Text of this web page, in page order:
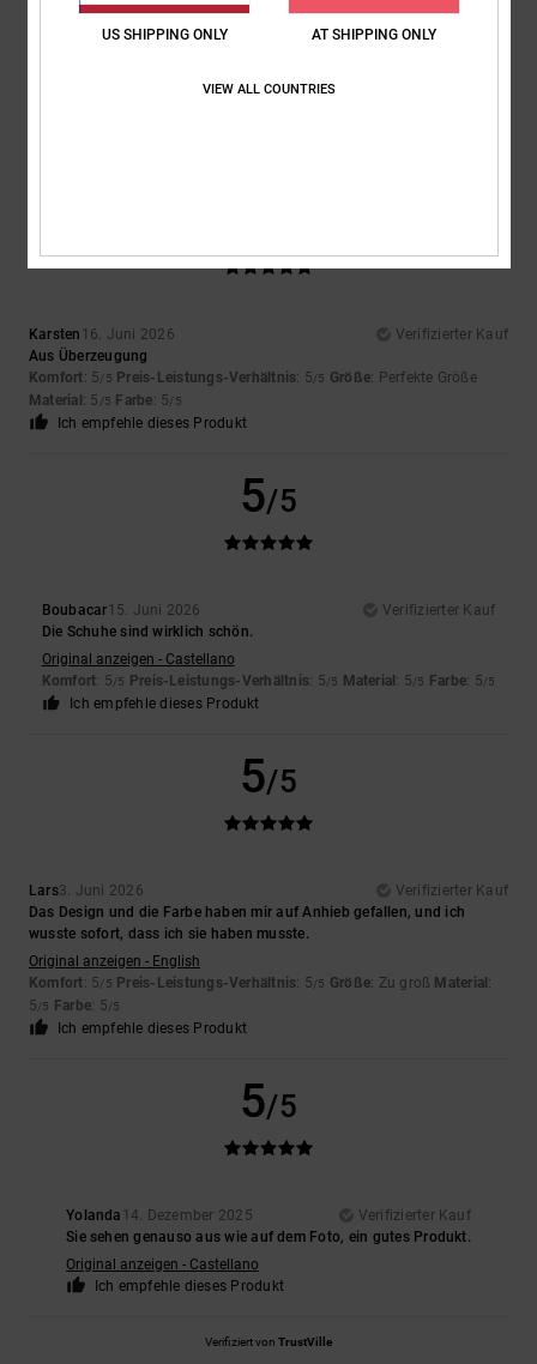
Tolle farbe! Super Passform. Total angenehm zu tragen.
Karsten 16. Juni 2026
Verifizierter Kauf
Aus Überzeugung
Komfort: 5/5 Preis-Leistungs-Verhältnis: 5/5 Größe: Perfekte Größe
Material : 5 /5 Farbe: 5/5
Ich empfehle dieses Produkt
5/5
Boubacar15. Juni 2026
Verifizierter Kauf
Die Schuhe sind wirklich schön.
Original anzeigen - Castellano
Komfort: 5/5 Preis-Leistungs-Verhältnis: 5/5 Material : 5/5 Farbe: 5/5
Ich empfehle dieses Produkt
5/5
Lars3. Juni 2026
Verifizierter Kauf
Das Design und die Farbe haben mir auf Anhieb gefallen, und ich
wusste sofort, dass ich sie haben musste.
Original anzeigen - English
Komfort: 5/5 Preis-Leistungs-Verhältnis: 5/5 Größe: Zu groß Material :
5/5 Farbe: 5/5
Ich empfehle dieses Produkt
5/5
Yolanda 14. Dezember 2025
Verifizierter Kauf
Sie sehen genauso aus wie auf dem Foto, ein gutes Produkt.
Original anzeigen - Castellano
Ich empfehle dieses Produkt
Verifiziert von TrustVille
US SHIPPING ONLY AT SHIPPING ONLY
VIEW ALL COUNTRIES